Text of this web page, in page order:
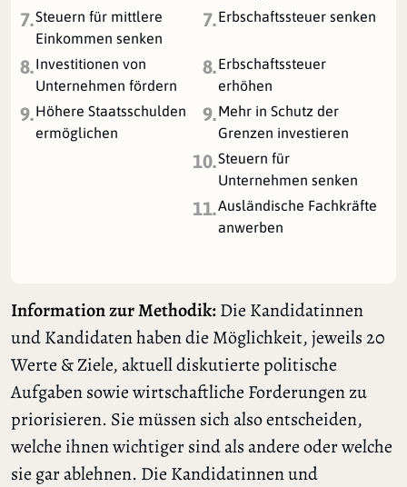
7.Steuern für mittlere
Einkommen senken
7.Erbschaftssteuer senken
8.Investitionen von
Unternehmen fördern
8.Erbschaftssteuer
erhöhen
9.Höhere Staatsschulden
ermöglichen
9.Mehr in Schutz der
Grenzen investieren
10.Steuern für
Unternehmen senken
11.Ausländische Fachkräfte
anwerben
Information zur Methodik:Die Kandidatinnen
und Kandidaten haben die Möglichkeit, jeweils 20
Werte & Ziele, aktuell diskutierte politische
Aufgaben sowie wirtschaftliche Forderungen zu
priorisieren. Sie müssen sich also entscheiden,
welche ihnen wichtiger sind als andere oder welche
sie gar ablehnen. Die Kandidatinnen und